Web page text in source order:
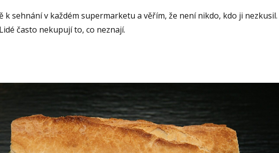
k sehnání v každém supermarketu a věřím, že není nikdo, kdo ji nezkusil.
často nekupují to, co neznají.